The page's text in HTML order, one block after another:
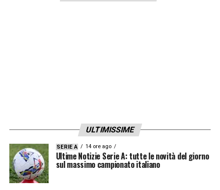
ULTIMISSIME
SERIE A 14 ore ago
Ultime Notizie Serie A: tutte le novità del giorno
sul massimo campionato italiano